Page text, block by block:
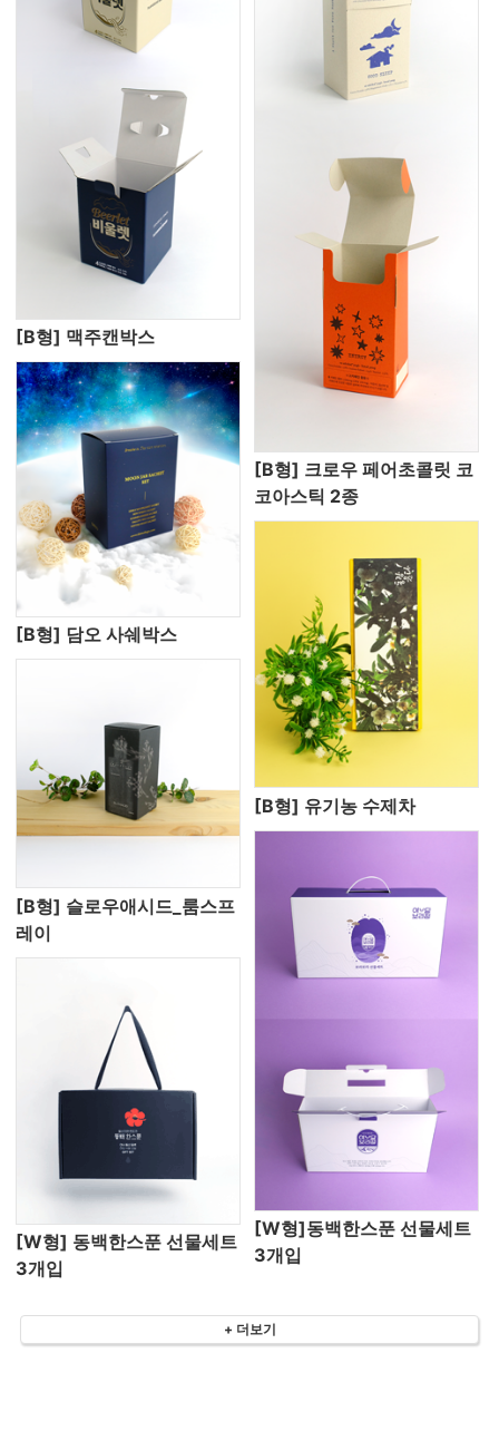
[B형] 맥주캔박스
[B형] 담오 사쉐박스
[B형] 크로우 페어초콜릿 코
코아스틱 2종
[B형] 슬로우애시드_룸스프
레이
[B형] 유기농 수제차
[W형] 동백한스푼 선물세트
3개입
[W형]동백한스푼 선물세트
3개입
+ 더보기